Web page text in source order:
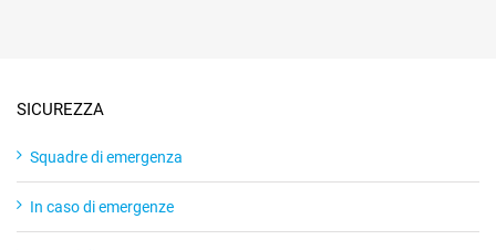
SICUREZZA
Squadre di emergenza
In caso di emergenze